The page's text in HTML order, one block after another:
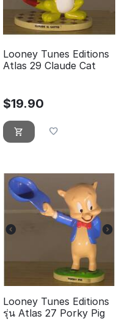
Looney Tunes Editions
Atlas 29 Claude Cat
$19.90
Looney Tunes Editions
รุ่น Atlas 27 Porky Pig